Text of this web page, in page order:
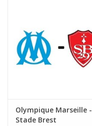
Olympique Marseille -
Stade Brest